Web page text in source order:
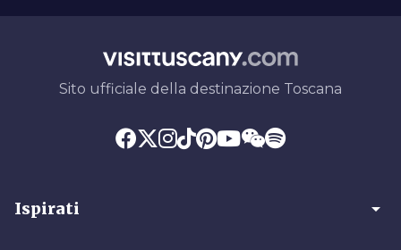
Sito ufficiale della destinazione Toscana
Ispirati arrow_drop_down